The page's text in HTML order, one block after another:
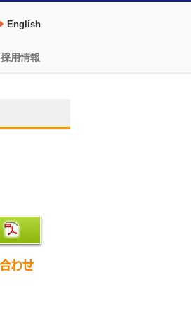
採用情報
English